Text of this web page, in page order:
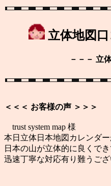
立体地図
－－－ 立体地図をお
＜＜＜ お客様の声 ＞＞＞
trust system map 様
本日立体日本地図カレンダ
日本の山が立体的に良くで
迅速丁寧な対応有り難うご
（インターネ